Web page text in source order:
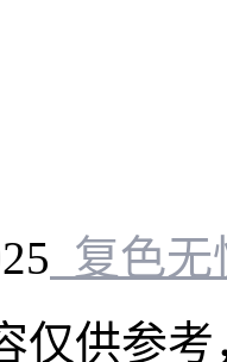
复色无
仅供参